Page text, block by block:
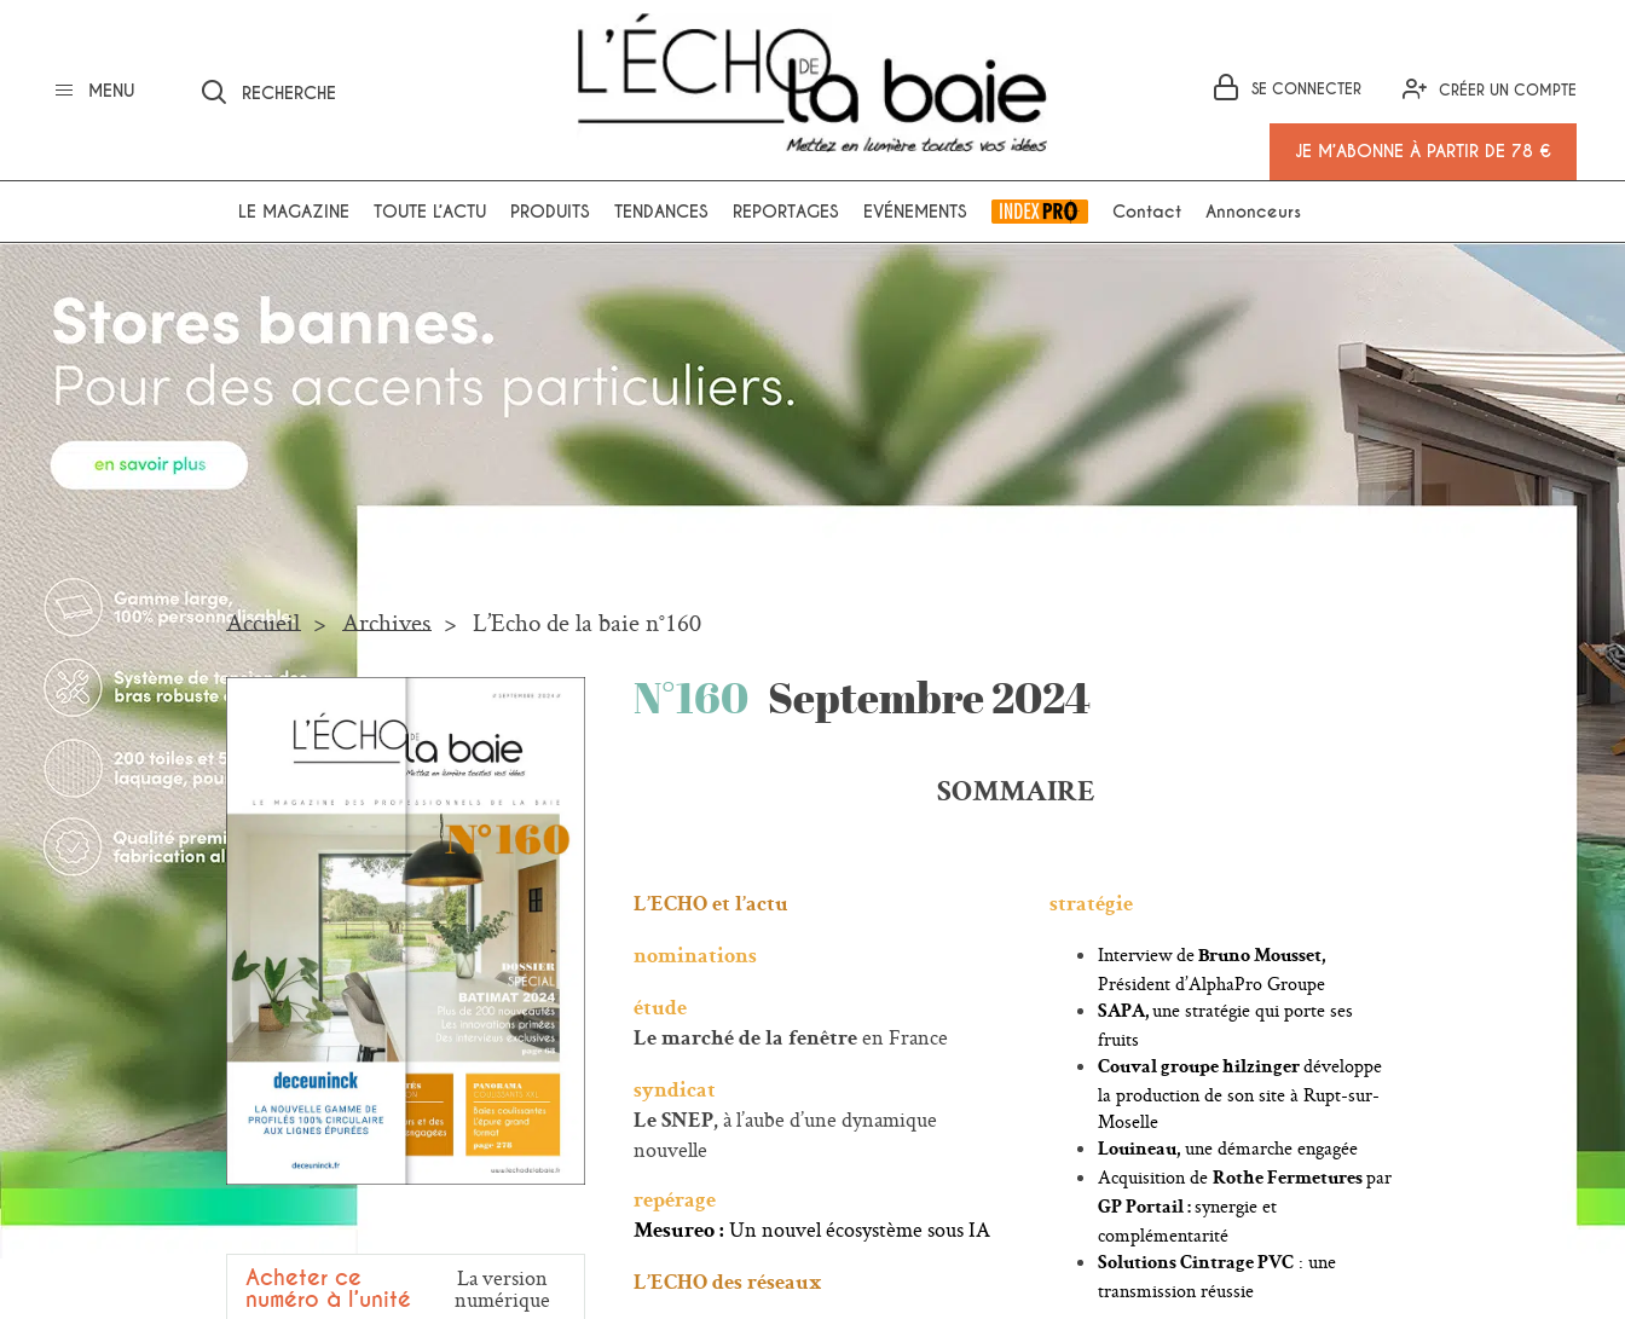
MENU RECHERCHE Ok SE CONNECTER CRÉER UN COMPTE
JE M’ABONNE À PARTIR DE 78 €
LE MAGAZINE TOUTE L’ACTU PRODUITS TENDANCES REPORTAGES EVÉNEMENTS Contact Annonceurs
Accueil Archives L’Echo de la baie n°160
Acheter ce
numéro à l’unité
La version
numérique
N°160 Septembre 2024
SOMMAIRE
L’ECHO et l’actu
nominations
étude
Le marché de la fenêtre en France
syndicat
Le SNEP, à l’aube d’une dynamique
nouvelle
repérage
Mesureo : Un nouvel écosystème sous IA
L’ECHO des réseaux
stratégie
Interview deBruno Mousset,
Président d’AlphaPro Groupe
SAPA,une stratégie qui porte ses
fruits
Couval groupehilzingerdéveloppe
la production de son site à Rupt-sur-
Moselle
Louineau, une démarche engagée
Acquisition deRothe Fermeturespar
GP Portail :synergie et
complémentarité
Solutions Cintrage PVC : une
transmission réussie